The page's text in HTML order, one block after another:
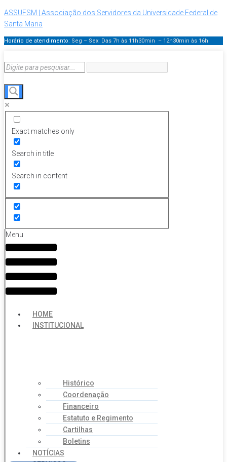
ASSUFSM | Associação dos Servidores da Universidade Federal de
Santa Maria
Horário de atendimento: Seg – Sex: Das 7h às 11h30min – 12h30min às 16h
Exact matches only
Search in title
Search in content
Menu
HOME
INSTITUCIONAL
Histórico
Coordenação
Financeiro
Estatuto e Regimento
Cartilhas
Boletins
NOTÍCIAS